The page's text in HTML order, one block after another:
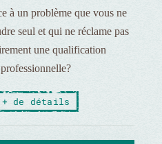
à un problème que vous ne
seul et qui ne réclame pas
une qualification
professionnelle?
+ de détails